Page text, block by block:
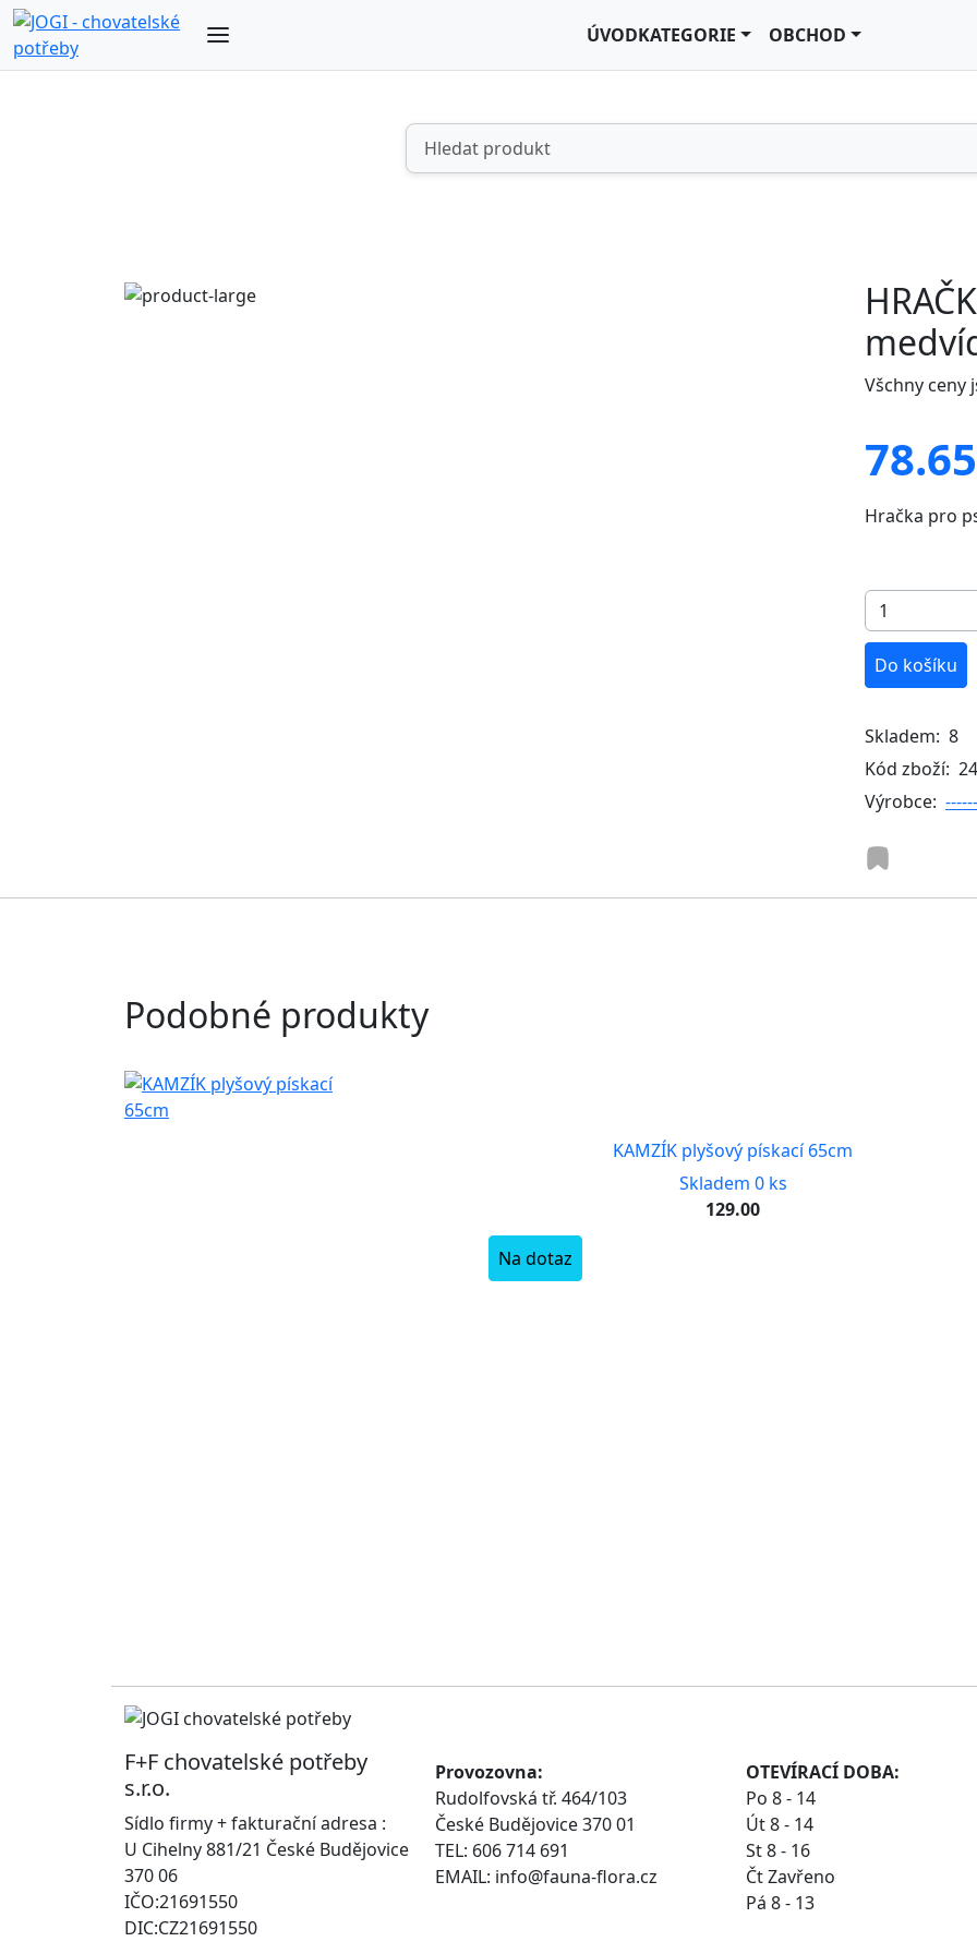
ÚVODKATEGORIE OBCHOD
Všchny ceny
78.65
Hračka pro
Do košíku
Skladem: 8
Kód zboží:
Výrobce: ------
Podobné produkty
KAMZÍK plyšový pískací 65cm
Skladem 0 ks
129.00
Na dotaz
F+F chovatelské potřeby
s.r.o.
Sídlo firmy + fakturační adresa :
U Cihelny 881/21 České Budějovice
370 06
IČO:21691550
DIC:CZ21691550
Provozovna:
Rudolfovská tř. 464/103
České Budějovice 370 01
TEL: 606 714 691
EMAIL: info@fauna-flora.cz
OTEVÍRACÍ DOBA:
Po 8 - 14
Út 8 - 14
St 8 - 16
Čt Zavřeno
Pá 8 - 13